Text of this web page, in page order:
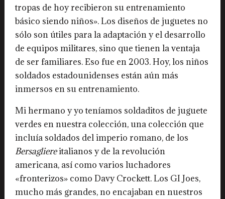
tropas de hoy recibieron su entrenamiento
básico siendo niños». Los diseños de juguetes no
sólo son útiles para la adaptación y el desarrollo
de equipos militares, sino que tienen la ventaja
de ser familiares. Eso fue en 2003. Hoy, los niños
soldados estadounidenses están aún más
inmersos en su entrenamiento.
Mi hermano y yo teníamos soldaditos de juguete
verdes en nuestra colección, una colección que
incluía soldados del imperio romano, de los
Bersagliereitalianos y de la revolución
americana, así como varios luchadores
«fronterizos» como Davy Crockett. Los GI Joes,
mucho más grandes, no encajaban en nuestros